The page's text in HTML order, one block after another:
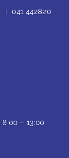
T. 041 442820
8:00 – 13:00